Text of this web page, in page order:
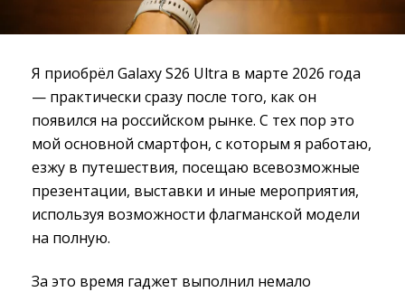
Я приобрёл Galaxy S26 Ultra в марте 2026 года
— практически сразу после того, как он
появился на российском рынке. С тех пор это
мой основной смартфон, с которым я работаю,
езжу в путешествия, посещаю всевозможные
презентации, выставки и иные мероприятия,
используя возможности флагманской модели
на полную.
За это время гаджет выполнил немало